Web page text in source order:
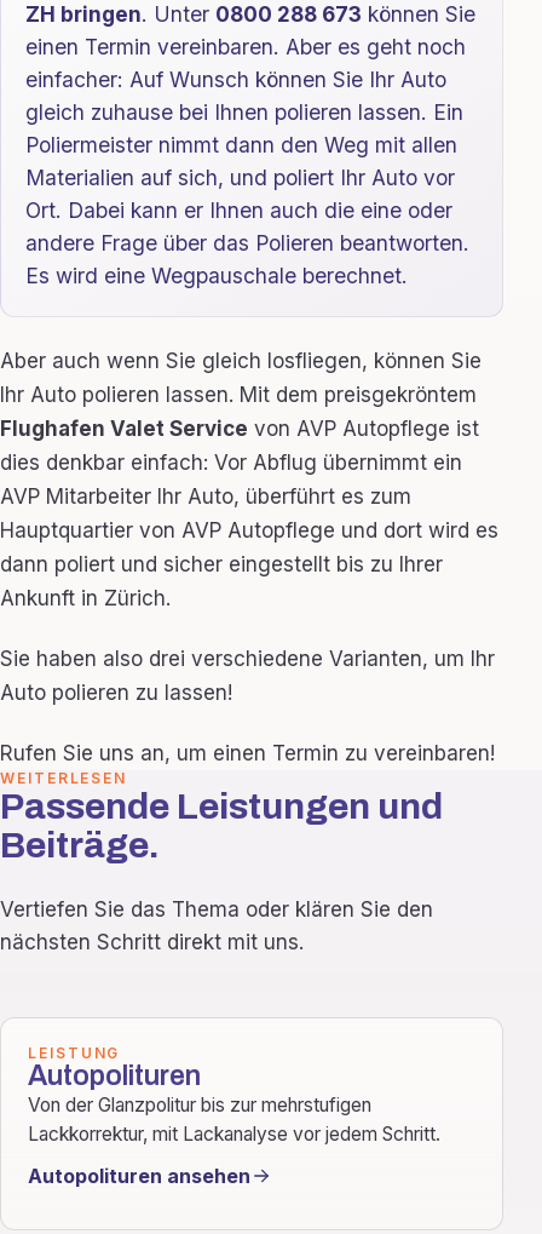
ZH bringen. Unter 0800 288 673 können Sie
einen Termin vereinbaren. Aber es geht noch
einfacher: Auf Wunsch können Sie Ihr Auto
gleich zuhause bei Ihnen polieren lassen. Ein
Poliermeister nimmt dann den Weg mit allen
Materialien auf sich, und poliert Ihr Auto vor
Ort. Dabei kann er Ihnen auch die eine oder
andere Frage über das Polieren beantworten.
Es wird eine Wegpauschale berechnet.
Aber auch wenn Sie gleich losfliegen, können Sie
Ihr Auto polieren lassen. Mit dem preisgekröntem
Flughafen Valet Service von AVP Autopflege ist
dies denkbar einfach: Vor Abflug übernimmt ein
AVP Mitarbeiter Ihr Auto, überführt es zum
Hauptquartier von AVP Autopflege und dort wird es
dann poliert und sicher eingestellt bis zu Ihrer
Ankunft in Zürich.
Sie haben also drei verschiedene Varianten, um Ihr
Auto polieren zu lassen!
Rufen Sie uns an, um einen Termin zu vereinbaren!
WEITERLESEN
Passende Leistungen und
Beiträge.
Vertiefen Sie das Thema oder klären Sie den
nächsten Schritt direkt mit uns.
LEISTUNG
Autopolituren
Von der Glanzpolitur bis zur mehrstufigen
Lackkorrektur, mit Lackanalyse vor jedem Schritt.
Autopolituren ansehen